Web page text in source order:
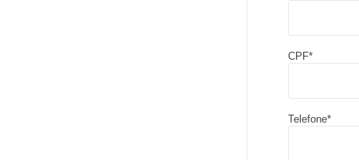
CPF*
Telefone*